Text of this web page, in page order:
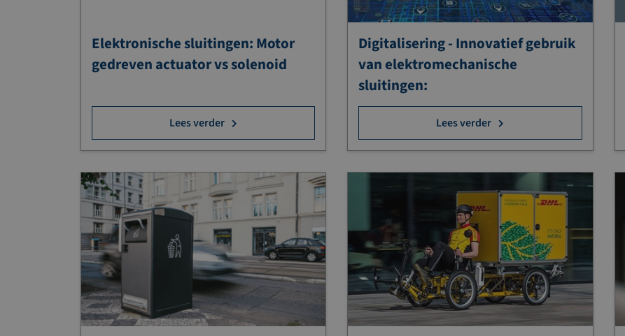
Elektronische sluitingen: Motor
gedreven actuator vs solenoid
Lees verder
Digitalisering - Innovatief gebruik
van elektromechanische
sluitingen:
Lees verder